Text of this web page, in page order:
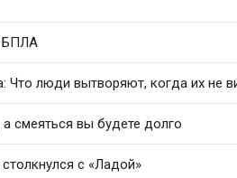
БПЛА
люди вытворяют, когда их не
смеяться вы будете долго
с «Ладой»